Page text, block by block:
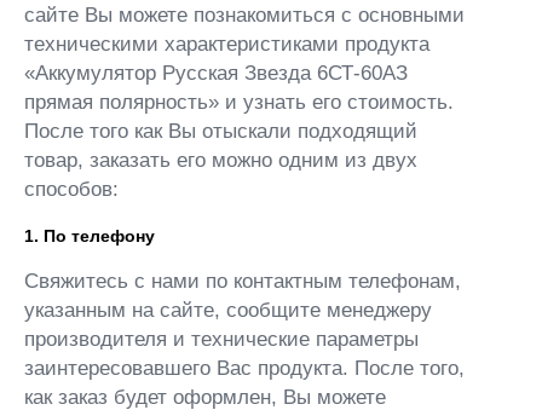
сайте Вы можете познакомиться с основными
техническими характеристиками продукта
«Аккумулятор Русская Звезда 6СТ-60АЗ
прямая полярность» и узнать его стоимость.
После того как Вы отыскали подходящий
товар, заказать его можно одним из двух
способов:
1. По телефону
Свяжитесь с нами по контактным телефонам,
указанным на сайте, сообщите менеджеру
производителя и технические параметры
заинтересовавшего Вас продукта. После того,
как заказ будет оформлен, Вы можете